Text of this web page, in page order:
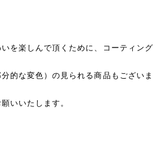
を楽しんで頂くために、コーティング
的な変色）の見られる商品もございま
いいたします。